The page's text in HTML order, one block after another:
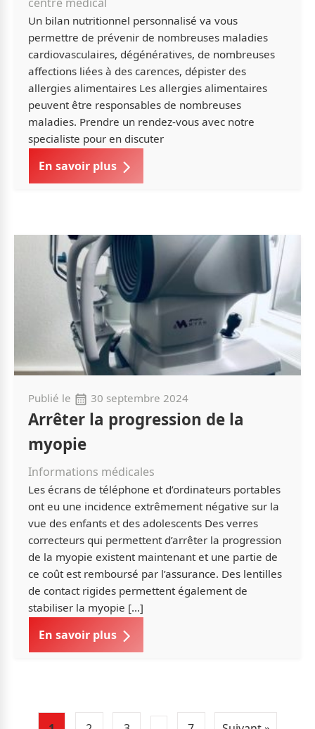
Un bilan nutritionnel personnalisé va vous
permettre de prévenir de nombreuses maladies
cardiovasculaires, dégénératives, de nombreuses
affections liées à des carences, dépister des
allergies alimentaires Les allergies alimentaires
peuvent être responsables de nombreuses
maladies. Prendre un rendez-vous avec notre
specialiste pour en discuter
En savoir plus
Publié le 30 septembre 2024
Arrêter la progression de la
myopie
Informations médicales
Les écrans de téléphone et d’ordinateurs portables
ont eu une incidence extrêmement négative sur la
vue des enfants et des adolescents Des verres
correcteurs qui permettent d’arrêter la progression
de la myopie existent maintenant et une partie de
ce coût est remboursé par l’assurance. Des lentilles
de contact rigides permettent également de
stabiliser la myopie […]
En savoir plus